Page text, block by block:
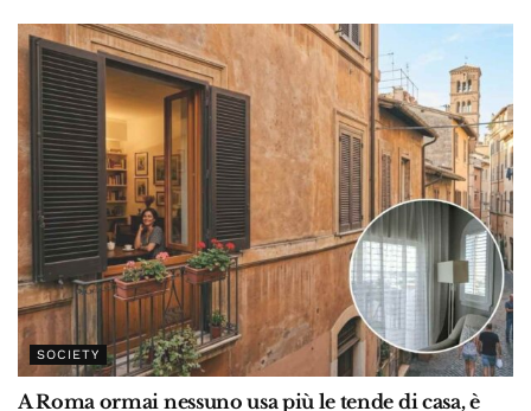
SOCIETY
A Roma ormai nessuno usa più le tende di casa, è